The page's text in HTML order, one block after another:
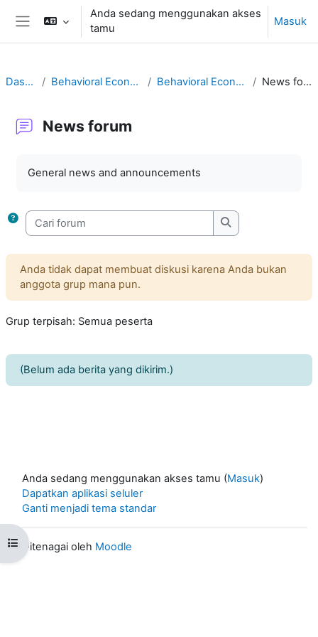
Lewati ke konten utama
Panel samping
Anda sedang menggunakan akses
tamu
Masuk
Buka indeks kursus
Dasbor Behavioral Economics Behavioral Economics News forum
News forum
General news and announcements
Cari forum
Cari forum
Anda tidak dapat membuat diskusi karena Anda bukan
anggota grup mana pun.
Grup terpisah: Semua peserta
(Belum ada berita yang dikirim.)
Anda sedang menggunakan akses tamu (Masuk)
Dapatkan aplikasi seluler
Ganti menjadi tema standar
Ditenagai oleh Moodle